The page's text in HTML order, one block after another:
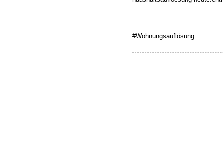
#Wohnungsauflösung